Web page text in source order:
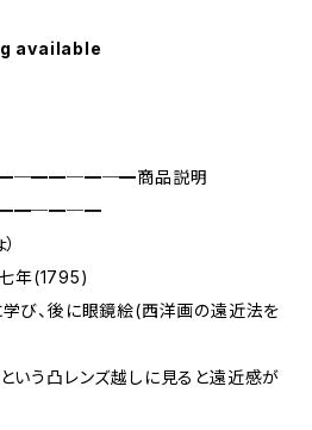
available
商品説明
年(1795)
び、後に眼鏡絵(西洋画の遠近法を
いう凸レンズ越しに見ると遠近感が